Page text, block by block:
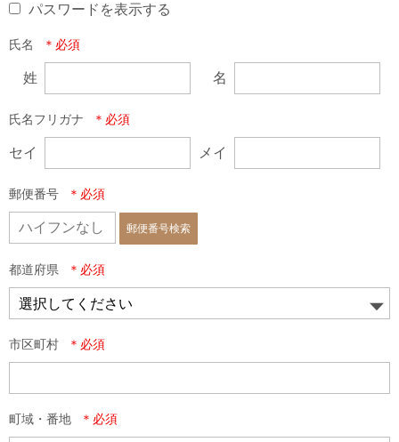
パスワードを表示する
氏名
姓 名
氏名フリガナ
セイ メイ
郵便番号
郵便番号検索
都道府県
市区町村
町域・番地